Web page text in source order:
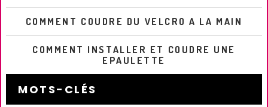
COMMENT COUDRE DU VELCRO A LA MAIN
COMMENT INSTALLER ET COUDRE UNE
EPAULETTE
MOTS-CLÉS